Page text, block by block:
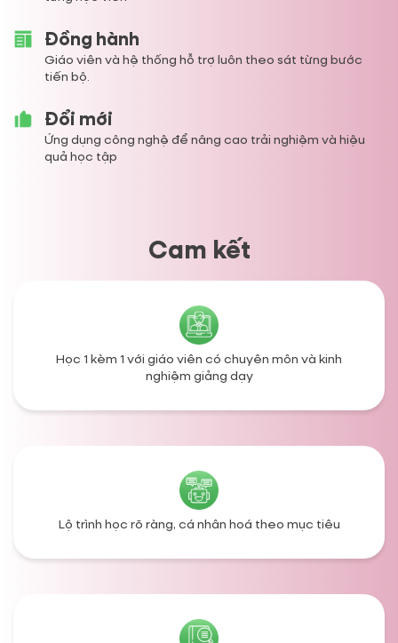
Đồng hành
Giáo viên và hệ thống hỗ trợ luôn theo sát từng bước
tiến bộ.
Đổi mới
Ứng dụng công nghệ để nâng cao trải nghiệm và hiệu
quả học tập
Cam kết
Học 1 kèm 1 với giáo viên có chuyên môn và kinh
nghiệm giảng dạy
Lộ trình học rõ ràng, cá nhân hoá theo mục tiêu